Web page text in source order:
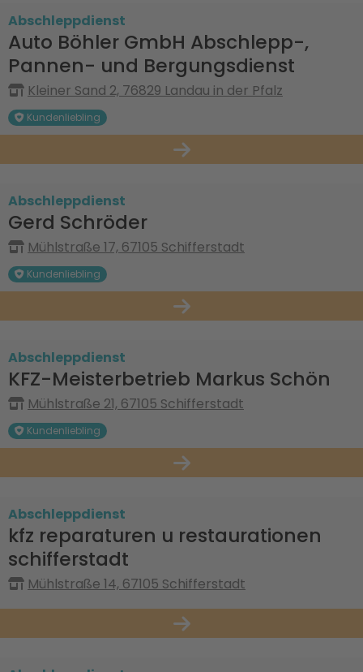
Abschleppdienst
Auto Böhler GmbH Abschlepp-,
Pannen- und Bergungsdienst
Kleiner Sand 2, 76829 Landau in der Pfalz
Kundenliebling
Abschleppdienst
Gerd Schröder
Mühlstraße 17, 67105 Schifferstadt
Kundenliebling
Abschleppdienst
KFZ-Meisterbetrieb Markus Schön
Mühlstraße 21, 67105 Schifferstadt
Kundenliebling
Abschleppdienst
kfz reparaturen u restaurationen
schifferstadt
Mühlstraße 14, 67105 Schifferstadt